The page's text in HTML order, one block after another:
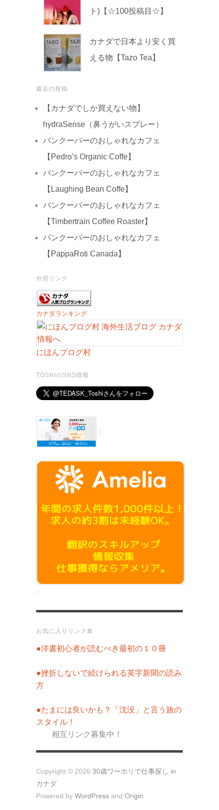
ト)【☆100投稿目☆】
カナダで日本より安く買
える物【Tazo Tea】
最近の投稿
【カナダでしか買えない物】
hydraSense（鼻うがいスプレー）
バンクーバーのおしゃれなカフェ
【Pedro’s Organic Coffe】
バンクーバーのおしゃれなカフェ
【Laughing Bean Coffe】
バンクーバーのおしゃれなカフェ
【Timbertrain Coffee Roaster】
バンクーバーのおしゃれなカフェ
【PappaRoti Canada】
外部リンク
カナダランキング
にほんブログ村
TOSHIのSNS情報
お気に入りリンク集
●洋書初心者が読むべき最初の１０冊
●挫折しないで続けられる英字新聞の読み
方
●たまには良いかも？「沈没」と言う旅の
スタイル！
相互リンク募集中！
Copyright © 2026 30歳ワーホリで仕事探し in
カナダ
Powered by WordPress and Origin